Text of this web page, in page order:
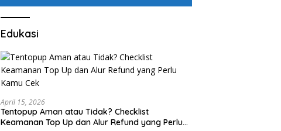
Edukasi
April 15, 2026
Tentopup Aman atau Tidak? Checklist
Keamanan Top Up dan Alur Refund yang Perlu